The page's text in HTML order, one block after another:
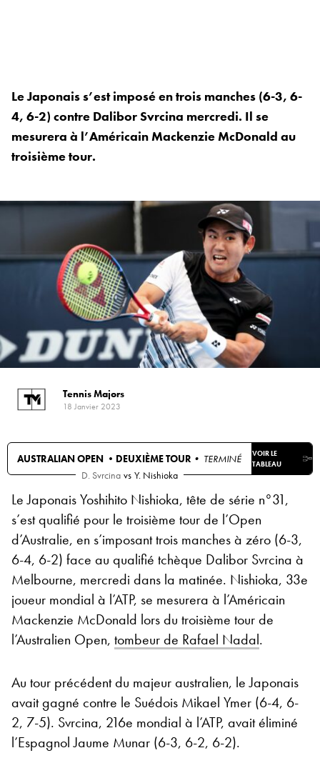
Le Japonais s’est imposé en trois manches (6-3, 6-
4, 6-2) contre Dalibor Svrcina mercredi. Il se
mesurera à l’Américain Mackenzie McDonald au
troisième tour.
Tennis Majors
18 Janvier 2023
AUSTRALIAN OPEN • DEUXIÈME TOUR • TERMINÉ
VOIR LE
TABLEAU
D. Svrcina vs Y. Nishioka
Le Japonais Yoshihito Nishioka, tête de série n°31,
s’est qualifié pour le troisième tour de l’Open
d’Australie, en s’imposant trois manches à zéro (6-3,
6-4, 6-2) face au qualifié tchèque Dalibor Svrcina à
Melbourne, mercredi dans la matinée. Nishioka, 33e
joueur mondial à l’ATP, se mesurera à l’Américain
Mackenzie McDonald lors du troisième tour de
l’Australien Open, tombeur de Rafael Nadal.
Au tour précédent du majeur australien, le Japonais
avait gagné contre le Suédois Mikael Ymer (6-4, 6-
2, 7-5). Svrcina, 216e mondial à l’ATP, avait éliminé
l’Espagnol Jaume Munar (6-3, 6-2, 6-2).